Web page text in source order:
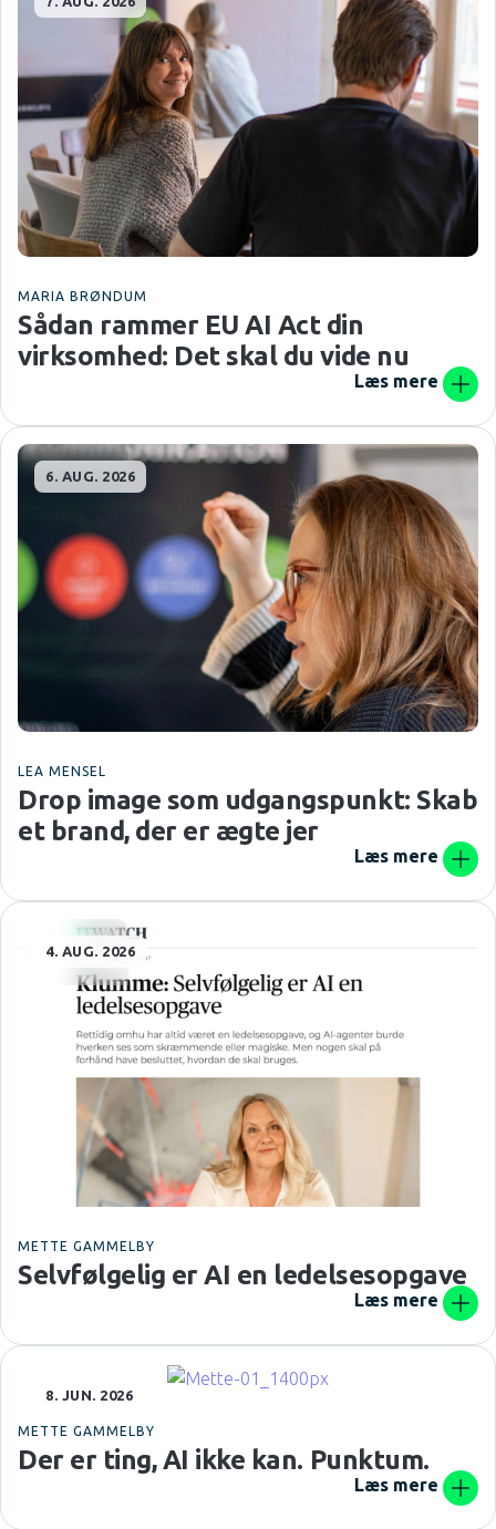
MARIA BRØNDUM
Sådan rammer EU AI Act din
virksomhed: Det skal du vide nu
Læs mere
6. AUG. 2026
LEA MENSEL
Drop image som udgangspunkt: Skab
et brand, der er ægte jer
Læs mere
4. AUG. 2026
METTE GAMMELBY
Selvfølgelig er AI en ledelsesopgave
Læs mere
8. JUN. 2026
METTE GAMMELBY
Der er ting, AI ikke kan. Punktum.
Læs mere